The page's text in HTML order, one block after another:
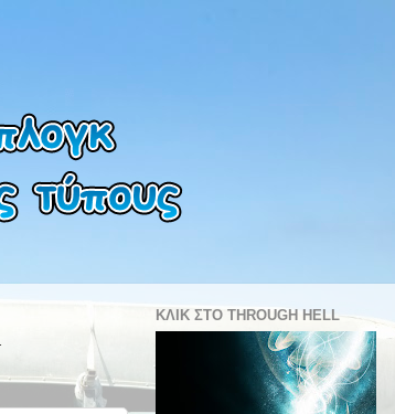
ΚΛΙΚ ΣΤΟ THROUGH HELL